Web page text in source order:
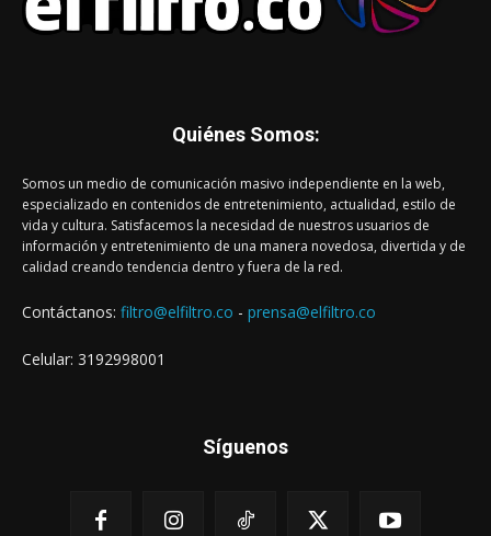
Quiénes Somos:
Somos un medio de comunicación masivo independiente en la web,
especializado en contenidos de entretenimiento, actualidad, estilo de
vida y cultura. Satisfacemos la necesidad de nuestros usuarios de
información y entretenimiento de una manera novedosa, divertida y de
calidad creando tendencia dentro y fuera de la red.
Contáctanos: filtro@elfiltro.co - prensa@elfiltro.co
Celular: 3192998001
Síguenos